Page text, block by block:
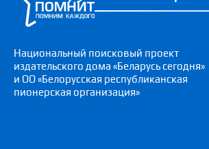
Национальный поисковый проект
издательского дома «Беларусь сегодня»
и ОО «Белорусская республиканская
пионерская организация»